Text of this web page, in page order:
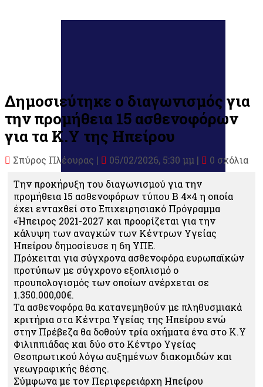
Δημοσιεύτηκε ο διαγωνισμός για
την προμήθεια 15 ασθενοφόρων
για τα Κ.Υ της Ηπείρου
Σπύρος Πλέουρας | 05/02/2026, 5:30 μμ |
0 σχόλια
Την προκήρυξη του διαγωνισμού για την
προμήθεια 15 ασθενοφόρων τύπου Β 4×4 η οποία
έχει ενταχθεί στο Επιχειρησιακό Πρόγραμμα
«Ήπειρος 2021-2027 και προορίζεται για την
κάλυψη των αναγκών των Κέντρων Υγείας
Ηπείρου δημοσίευσε η 6η ΥΠΕ.
Πρόκειται για σύγχρονα ασθενοφόρα ευρωπαϊκών
προτύπων με σύγχρονο εξοπλισμό ο
προυπολογισμός των οποίων ανέρχεται σε
1.350.000,00€.
Τα ασθενοφόρα θα κατανεμηθούν με πληθυσμιακά
κριτήρια στα Κέντρα Υγείας της Ηπείρου ενώ
στην Πρέβεζα θα δοθούν τρία οχήματα ένα στο Κ.Υ
Φιλιππιάδας και δύο στο Κέντρο Υγείας
Θεσπρωτικού λόγω αυξημένων διακομιδών και
γεωγραφικής θέσης.
Σύμφωνα με τον Περιφερειάρχη Ηπείρου